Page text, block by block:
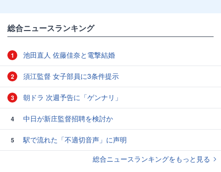
総合ニュースランキング
1 池田直人 佐藤佳奈と電撃結婚
2 須江監督 女子部員に3条件提示
3 朝ドラ 次週予告に「ゲンナリ」
4 中日が新庄監督招聘を検討か
5
駅で流れた「不適切音声」に声明
総合ニュースランキングをもっと見る